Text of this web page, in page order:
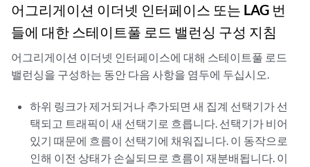
어그리게이션 이더넷 인터페이스 또는 LAG 번
들에 대한 스테이트풀 로드 밸런싱 구성 지침
어그리게이션 이더넷 인터페이스에 대해 스테이트풀 로드
밸런싱을 구성하는 동안 다음 사항을 염두에 두십시오.
하위 링크가 제거되거나 추가되면 새 집계 선택기가 선
택되고 트래픽이 새 선택기로 흐릅니다. 선택기가 비어
있기 때문에 흐름이 선택기에 채워집니다. 이 동작으로
인해 이전 상태가 손실되므로 흐름이 재분배됩니다. 이